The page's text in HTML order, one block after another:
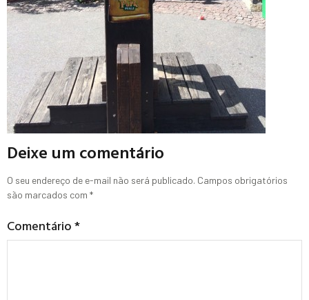
Deixe um comentário
O seu endereço de e-mail não será publicado. Campos obrigatórios
são marcados com *
Comentário*